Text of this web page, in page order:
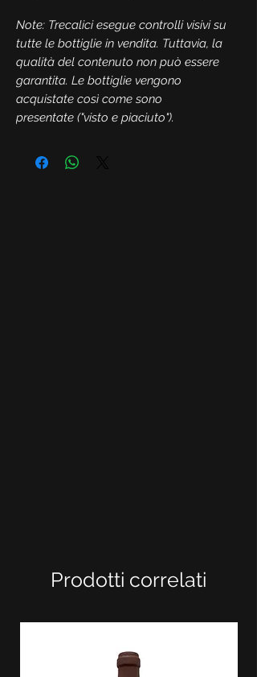
Note: Trecalici esegue controlli visivi su
tutte le bottiglie in vendita. Tuttavia, la
qualità del contenuto non può essere
garantita. Le bottiglie vengono
acquistate così come sono
presentate ("visto e piaciuto").
Prodotti correlati